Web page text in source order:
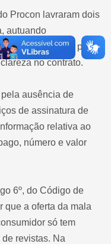
Procon lavraram dois
autuando
cláusula abusiva para
no contrato.
ausência de
de assinatura de
relativa ao
número e valor
6º, do Código de
que a oferta da mala
só tem
revistas. Na